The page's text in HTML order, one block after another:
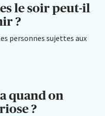
le soir peut-il
?
personnes sujettes aux
quand on
?